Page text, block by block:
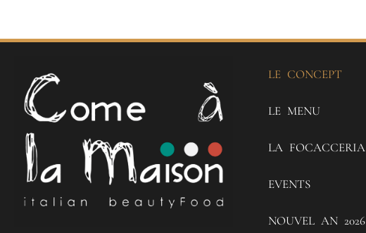
LE CONCEPT
LE MENU
LA FOCACCERIA
EVENTS
NOUVEL AN 2026